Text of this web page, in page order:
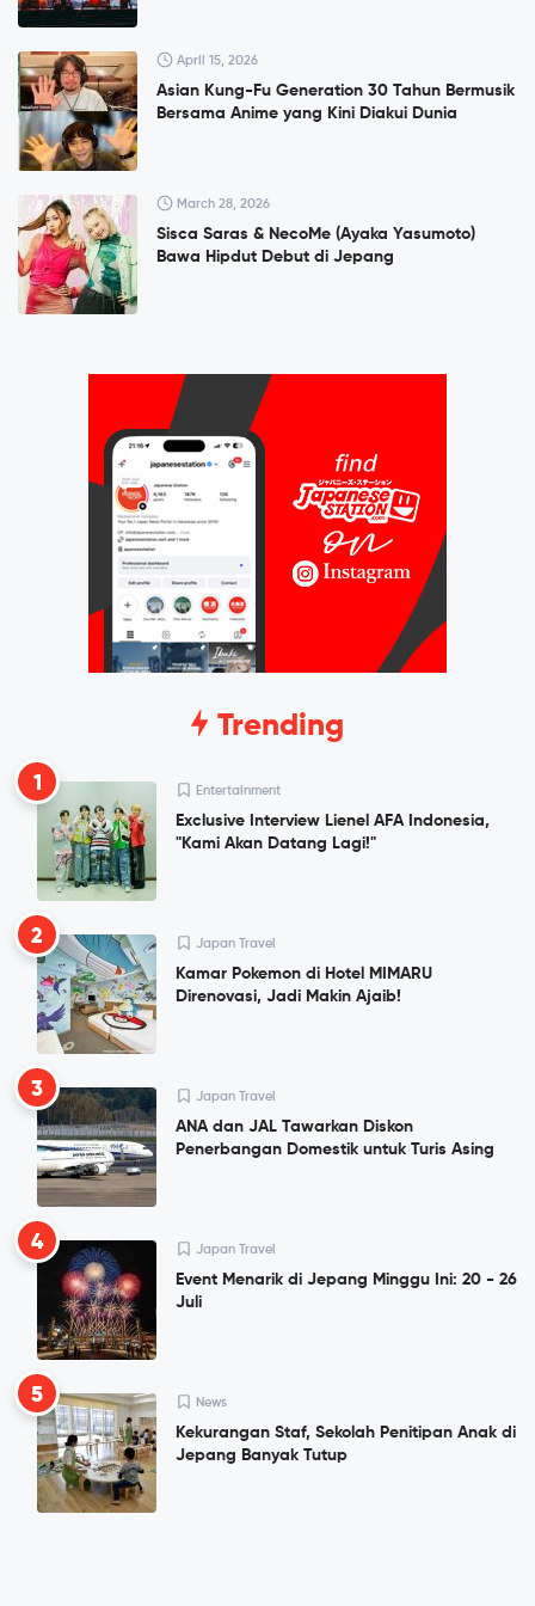
April 15, 2026
Asian Kung-Fu Generation 30 Tahun Bermusik
Bersama Anime yang Kini Diakui Dunia
March 28, 2026
Sisca Saras & NecoMe (Ayaka Yasumoto)
Bawa Hipdut Debut di Jepang
Trending
1 Entertainment
Exclusive Interview Lienel AFA Indonesia,
"Kami Akan Datang Lagi!"
2 Japan Travel
Kamar Pokemon di Hotel MIMARU
Direnovasi, Jadi Makin Ajaib!
3 Japan Travel
ANA dan JAL Tawarkan Diskon
Penerbangan Domestik untuk Turis Asing
4 Japan Travel
Event Menarik di Jepang Minggu Ini: 20 - 26
Juli
5 News
Kekurangan Staf, Sekolah Penitipan Anak di
Jepang Banyak Tutup